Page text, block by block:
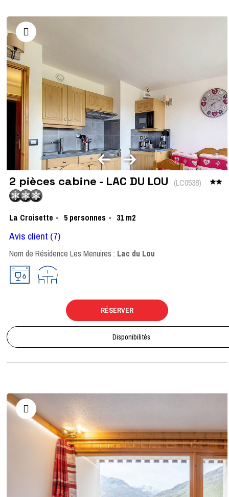
2 pièces cabine - LAC DU LOU (LC0538)
La Croisette 5 personnes 31 m2
Avis client (7)
Nom de Résidence Les Menuires : Lac du Lou
RÉSERVER
Disponibilités